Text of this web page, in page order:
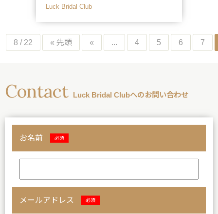
Luck Bridal Club
8 / 22 « 先頭 « ... 4 5 6 7
Contact Luck Bridal Clubへのお問い合わせ
お名前 必須
メールアドレス 必須